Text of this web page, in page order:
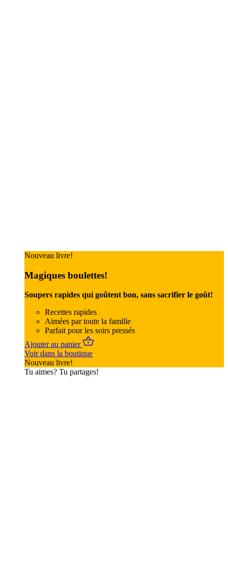
Nouveau livre!
Magiques boulettes!
Soupers rapides qui goûtent bon, sans sacrifier le goût!
Recettes rapides
Aimées par toute la famille
Parfait pour les soirs pressés
Ajouter au panier
Voir dans la boutique
Nouveau livre!
Tu aimes? Tu partages!